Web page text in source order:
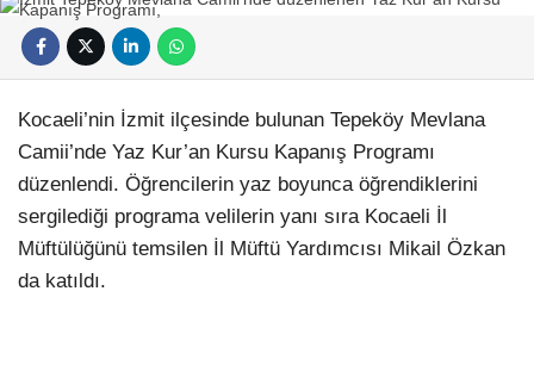
Kocaeli’nin İzmit ilçesinde bulunan Tepeköy Mevlana
Camii’nde Yaz Kur’an Kursu Kapanış Programı
düzenlendi. Öğrencilerin yaz boyunca öğrendiklerini
sergilediği programa velilerin yanı sıra Kocaeli İl
Müftülüğünü temsilen İl Müftü Yardımcısı Mikail Özkan
da katıldı.